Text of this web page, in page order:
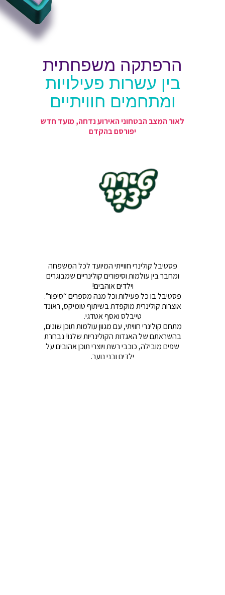
הרפתקה משפחתית
בין עשרות פעילויות
ומתחמים חוויתיים
לאור המצב הבטחוני האירוע נדחה, מועד חדש
יפורסם בהקדם
פסטיבל קולינרי חווייתי המיועד לכל המשפחה
ומחבר בין עולמות וסיפורים קולינריים שמבוגרים
וילדים אוהבים!
פסטיבל בו כל פעילות וכל מנה מספרים “סיפור”.
אוצרות קולינרית מוקפדת בשיתוף טומיקס, ראונד
טייבלס ואסף אטדגי.
מתחם קולינרי חוויתי, עם מגוון עולמות תוכן שונים,
בהשראתם של האגדות הקולינריות שלנו! נבחרת
שפים מובילה, כוכבי רשת ויוצרי תוכן אהובים על
ילדים ובני נוער.